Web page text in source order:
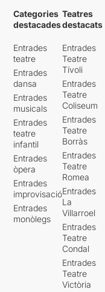
Categories
destacades
Entrades
teatre
Entrades
dansa
Entrades
musicals
Entrades
teatre
infantil
Entrades
òpera
Entrades
improvisació
Entrades
monòlegs
Teatres
destacats
Entrades
Teatre
Tívoli
Entrades
Teatre
Coliseum
Entrades
Teatre
Borràs
Entrades
Teatre
Romea
Entrades
La
Villarroel
Entrades
Teatre
Condal
Entrades
Teatre
Victòria